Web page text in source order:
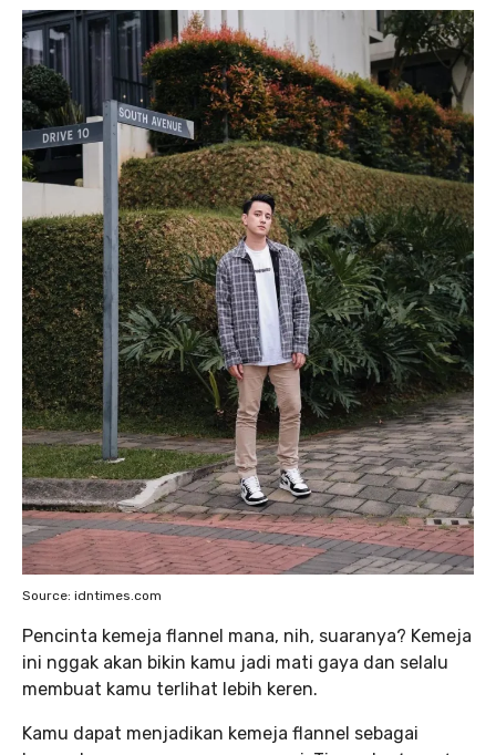
Source: idntimes.com
Pencinta kemeja flannel mana, nih, suaranya? Kemeja
ini nggak akan bikin kamu jadi mati gaya dan selalu
membuat kamu terlihat lebih keren.
Kamu dapat menjadikan kemeja flannel sebagai